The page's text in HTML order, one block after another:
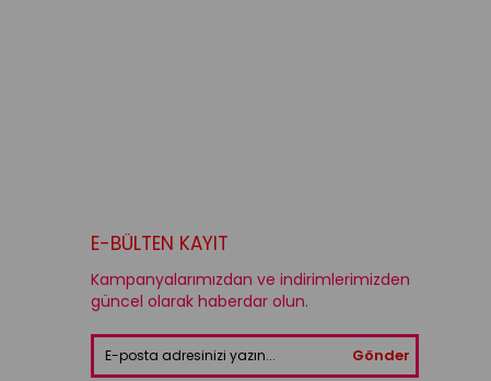
E-BÜLTEN KAYIT
Kampanyalarımızdan ve indirimlerimizden
güncel olarak haberdar olun.
Gönder